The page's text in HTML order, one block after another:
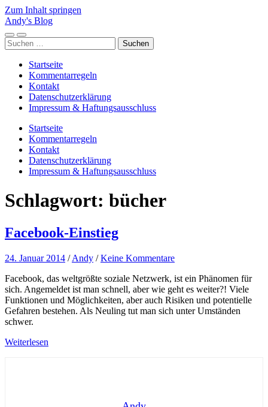
Zum Inhalt springen
Andy's Blog
Mobile-
Menü
Suchfeld
ein-/ausblenden
Suchen
nach:
Startseite
Kommentarregeln
Kontakt
Datenschutzerklärung
Impressum & Haftungsausschluss
Startseite
Kommentarregeln
Kontakt
Datenschutzerklärung
Impressum & Haftungsausschluss
Schlagwort: bücher
Facebook-Einstieg
24. Januar 2014 /Andy /Keine Kommentare
Facebook, das weltgrößte soziale Netzwerk, ist ein Phänomen für
sich. Angemeldet ist man schnell, aber wie geht es weiter?! Viele
Funktionen und Möglichkeiten, aber auch Risiken und potentielle
Gefahren bestehen. Als Neuling tut man sich unter Umständen
schwer.
Weiterlesen